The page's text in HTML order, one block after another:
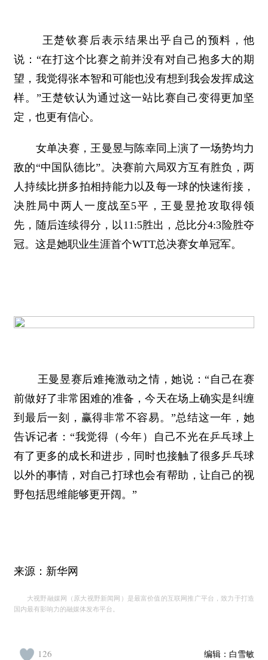
王楚钦赛后表示结果出乎自己的预料，他
说：“在打这个比赛之前并没有对自己抱多大的期
望，我觉得张本智和可能也没有想到我会发挥成这
样。”王楚钦认为通过这一站比赛自己变得更加坚
定，也更有信心。
女单决赛，王曼昱与陈幸同上演了一场势均力
敌的“中国队德比”。决赛前六局双方互有胜负，两
人持续比拼多拍相持能力以及每一球的快速衔接，
决胜局中两人一度战至5平，王曼昱抢攻取得领
先，随后连续得分，以11:5胜出，总比分4:3险胜夺
冠。这是她职业生涯首个WTT总决赛女单冠军。
王曼昱赛后难掩激动之情，她说：“自己在赛
前做好了非常困难的准备，今天在场上确实是纠缠
到最后一刻，赢得非常不容易。”总结这一年，她
告诉记者：“我觉得（今年）自己不光在乒乓球上
有了更多的成长和进步，同时也接触了很多乒乓球
以外的事情，对自己打球也会有帮助，让自己的视
野包括思维能够更开阔。”
来源：新华网
大视野融媒网（原大视野新闻网）是最富价值的互联网推广平台，致力于打造
国内最有影响力的融媒体发布平台。
编辑： 白雪敏
126